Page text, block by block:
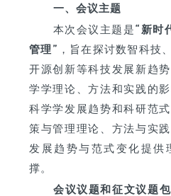
一、会议主题
本次会议主题是“新时
管理” ，旨在探讨数智科技
开源创新等科技发展新趋
学学理论、方法和实践的
科学学发展趋势和科研范
策与管理理论、方法与实
发展趋势与范式变化提供
撑。
会议议题和征文议题